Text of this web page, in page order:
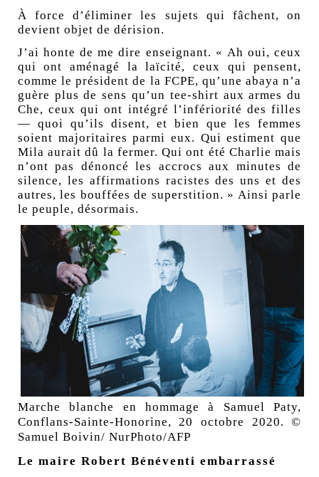
À force d’éliminer les sujets qui fâchent, on
devient objet de dérision.
J’ai honte de me dire enseignant. « Ah oui, ceux
qui ont aménagé la laïcité, ceux qui pensent,
comme le président de la FCPE, qu’une abaya n’a
guère plus de sens qu’un tee-shirt aux armes du
Che, ceux qui ont intégré l’infériorité des filles
— quoi qu’ils disent, et bien que les femmes
soient majoritaires parmi eux. Qui estiment que
Mila aurait dû la fermer. Qui ont été Charlie mais
n’ont pas dénoncé les accrocs aux minutes de
silence, les affirmations racistes des uns et des
autres, les bouffées de superstition. » Ainsi parle
le peuple, désormais.
Marche blanche en hommage à Samuel Paty,
Conflans-Sainte-Honorine, 20 octobre 2020. ©
Samuel Boivin/ NurPhoto/AFP
Le maire Robert Bénéventi embarrassé